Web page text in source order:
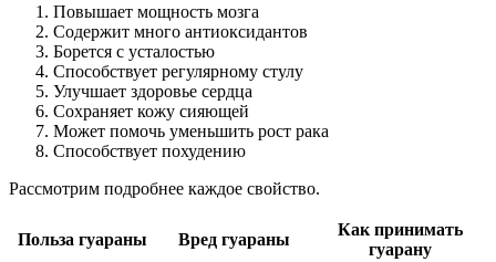
Повышает мощность мозга
Содержит много антиоксидантов
Борется с усталостью
Способствует регулярному стулу
Улучшает здоровье сердца
Сохраняет кожу сияющей
Может помочь уменьшить рост рака
Способствует похудению
Рассмотрим подробнее каждое свойство.
Польза гуараны Вред гуараны
Как принимать
гуарану